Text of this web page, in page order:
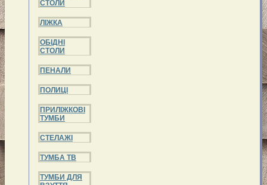
СТОЛИ
ЛІЖКА
ОБІДНІ
СТОЛИ
ПЕНАЛИ
ПОЛИЦІ
ПРИЛІЖКОВІ
ТУМБИ
СТЕЛАЖІ
ТУМБА ТВ
ТУМБИ ДЛЯ